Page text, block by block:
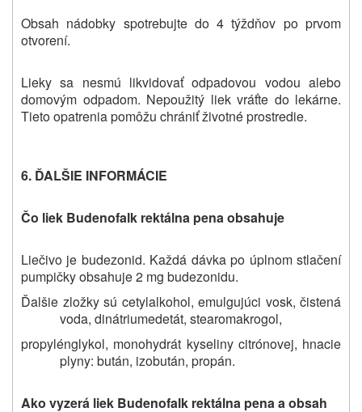
Obsah nádobky spotrebujte do 4 týždňov po prvom
otvorení.
Lieky sa nesmú likvidovať odpadovou vodou alebo
domovým odpadom. Nepoužitý liek vráťte do lekárne.
Tieto opatrenia pomôžu chrániť životné prostredie.
6. ĎALŠIE INFORMÁCIE
Čo liek Budenofalk rektálna penaobsahuje
Liečivo je budezonid. Každá dávka po úplnom stlačení
pumpičky obsahuje 2 mg budezonidu.
Ďalšie zložky sú cetylalkohol, emulgujúci vosk, čistená
voda, dinátriumedetát, stearomakrogol,
propylénglykol, monohydrát kyseliny citrónovej, hnacie
plyny: bután, izobután, propán.
Ako vyzerá liek Budenofalk rektálna penaa obsah